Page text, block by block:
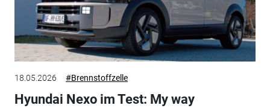
18.05.2026 #Brennstoffzelle
Hyundai Nexo im Test: My way